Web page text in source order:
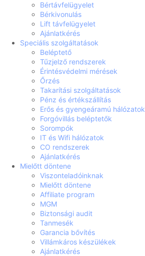
Bértávfelügyelet
Bérkivonulás
Lift távfelügyelet
Ajánlatkérés
Speciális szolgáltatások
Beléptető
Tűzjelző rendszerek
Érintésvédelmi mérések
Őrzés
Takarítási szolgáltatások
Pénz és értékszállítás
Erős és gyengeáramú hálózatok
Forgóvillás beléptetők
Sorompók
IT és Wifi hálózatok
CO rendszerek
Ajánlatkérés
Mielőtt döntene
Viszonteladóinknak
Mielőtt döntene
Affiliate program
MGM
Biztonsági audit
Tanmesék
Garancia bővítés
Villámkáros készülékek
Ajánlatkérés